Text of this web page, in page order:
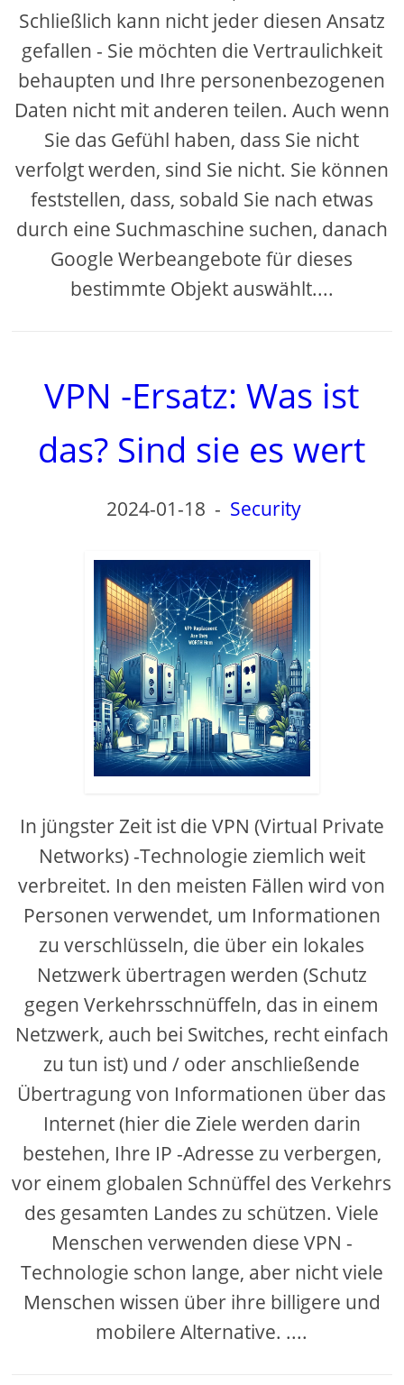
Schließlich kann nicht jeder diesen Ansatz
gefallen - Sie möchten die Vertraulichkeit
behaupten und Ihre personenbezogenen
Daten nicht mit anderen teilen. Auch wenn
Sie das Gefühl haben, dass Sie nicht
verfolgt werden, sind Sie nicht. Sie können
feststellen, dass, sobald Sie nach etwas
durch eine Suchmaschine suchen, danach
Google Werbeangebote für dieses
bestimmte Objekt auswählt....
VPN -Ersatz: Was ist
das? Sind sie es wert
2024-01-18 - Security
In jüngster Zeit ist die VPN (Virtual Private
Networks) -Technologie ziemlich weit
verbreitet. In den meisten Fällen wird von
Personen verwendet, um Informationen
zu verschlüsseln, die über ein lokales
Netzwerk übertragen werden (Schutz
gegen Verkehrsschnüffeln, das in einem
Netzwerk, auch bei Switches, recht einfach
zu tun ist) und / oder anschließende
Übertragung von Informationen über das
Internet (hier die Ziele werden darin
bestehen, Ihre IP -Adresse zu verbergen,
vor einem globalen Schnüffel des Verkehrs
des gesamten Landes zu schützen. Viele
Menschen verwenden diese VPN -
Technologie schon lange, aber nicht viele
Menschen wissen über ihre billigere und
mobilere Alternative. ....